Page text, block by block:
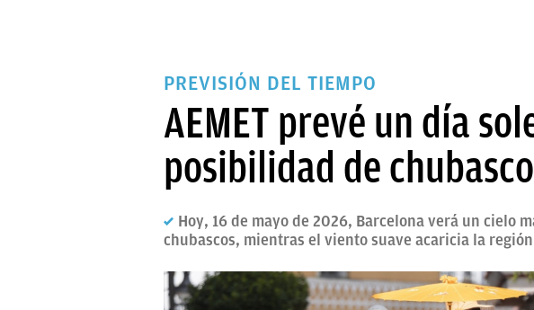
PREVISIÓN DEL TIEMPO
AEMET prevé un día
posibilidad de
Hoy, 16 de mayo de 2026, Barcelona verá un cielo
chubascos, mientras el viento suave acaricia la